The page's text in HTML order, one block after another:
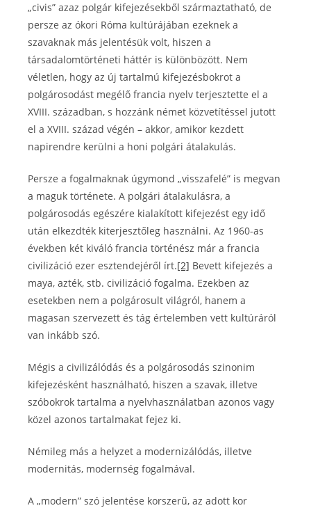
„civis” azaz polgár kifejezésekből származtatható, de
persze az ókori Róma kultúrájában ezeknek a
szavaknak más jelentésük volt, hiszen a
társadalomtörténeti háttér is különbözött. Nem
véletlen, hogy az új tartalmú kifejezésbokrot a
polgárosodást megélő francia nyelv terjesztette el a
XVIII. században, s hozzánk német közvetítéssel jutott
el a XVIII. század végén – akkor, amikor kezdett
napirendre kerülni a honi polgári átalakulás.
Persze a fogalmaknak úgymond „visszafelé” is megvan
a maguk története. A polgári átalakulásra, a
polgárosodás egészére kialakított kifejezést egy idő
után elkezdték kiterjesztőleg használni. Az 1960-as
években két kiváló francia történész már a francia
civilizáció ezer esztendejéről írt.[2] Bevett kifejezés a
maya, azték, stb. civilizáció fogalma. Ezekben az
esetekben nem a polgárosult világról, hanem a
magasan szervezett és tág értelemben vett kultúráról
van inkább szó.
Mégis a civilizálódás és a polgárosodás szinonim
kifejezésként használható, hiszen a szavak, illetve
szóbokrok tartalma a nyelvhasználatban azonos vagy
közel azonos tartalmakat fejez ki.
Némileg más a helyzet a modernizálódás, illetve
modernitás, modernség fogalmával.
A „modern” szó jelentése korszerű, az adott kor